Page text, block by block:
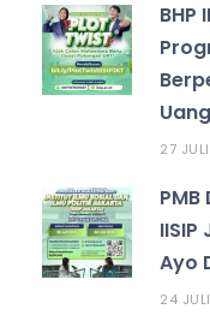
BHP
27
Ayo
24